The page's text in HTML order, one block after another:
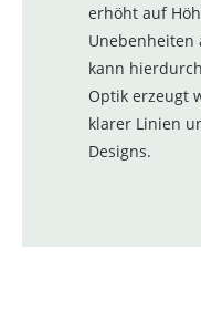
erhöht auf
Unebenheiten
kann
Optik erzeugt
klarer Linien
Designs.